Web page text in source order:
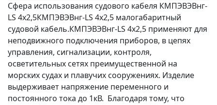
Сфера использования судового кабеля КМПЭВЭВнг-
LS 4х2,5КМПЭВЭВнг-LS 4х2,5 малогабаритный
судовой кабель.КМПЭВЭВнг-LS 4х2,5 применяют для
неподвижного подключения приборов, в цепях
управления, сигнализации, контроля,
осветительных сетях преимущественной на
морских судах и плавучих сооружениях. Изделие
выдерживает напряжение переменного и
постоянного тока до 1кВ. Благодаря тому, что